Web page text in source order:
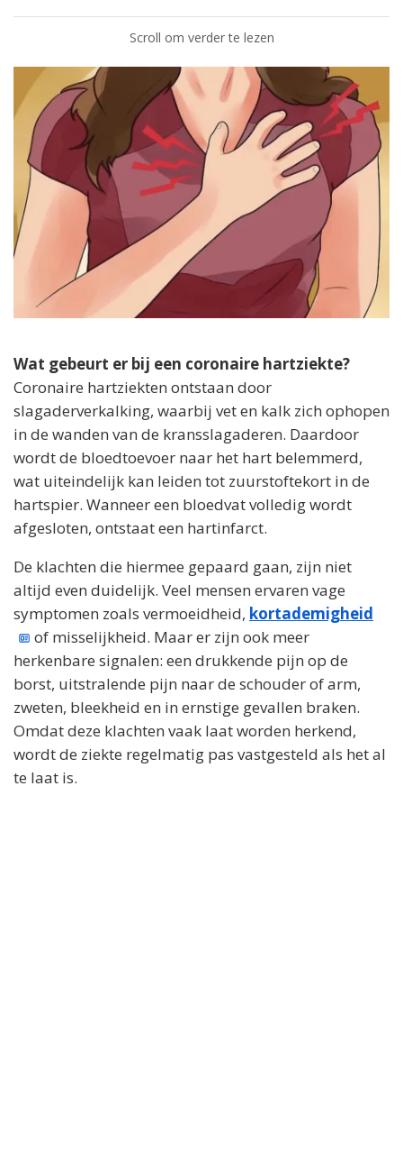
Scroll om verder te lezen
Wat gebeurt er bij een coronaire hartziekte?
Coronaire hartziekten ontstaan door
slagaderverkalking, waarbij vet en kalk zich ophopen
in de wanden van de kransslagaderen. Daardoor
wordt de bloedtoevoer naar het hart belemmerd,
wat uiteindelijk kan leiden tot zuurstoftekort in de
hartspier. Wanneer een bloedvat volledig wordt
afgesloten, ontstaat een hartinfarct.
De klachten die hiermee gepaard gaan, zijn niet
altijd even duidelijk. Veel mensen ervaren vage
symptomen zoals vermoeidheid, kortademigheid
of misselijkheid. Maar er zijn ook meer
herkenbare signalen: een drukkende pijn op de
borst, uitstralende pijn naar de schouder of arm,
zweten, bleekheid en in ernstige gevallen braken.
Omdat deze klachten vaak laat worden herkend,
wordt de ziekte regelmatig pas vastgesteld als het al
te laat is.